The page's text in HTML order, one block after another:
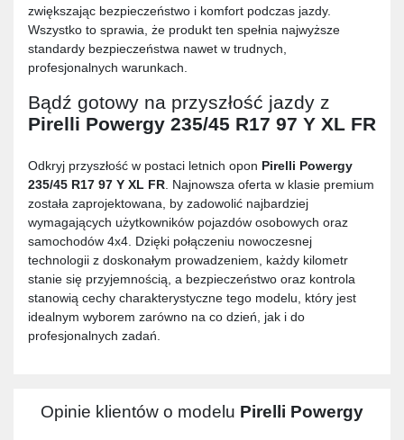
zwiększając bezpieczeństwo i komfort podczas jazdy.
Wszystko to sprawia, że produkt ten spełnia najwyższe
standardy bezpieczeństwa nawet w trudnych,
profesjonalnych warunkach.
Bądź gotowy na przyszłość jazdy z
Pirelli Powergy 235/45 R17 97 Y XL FR
Odkryj przyszłość w postaci letnich opon Pirelli Powergy
235/45 R17 97 Y XL FR . Najnowsza oferta w klasie premium
została zaprojektowana, by zadowolić najbardziej
wymagających użytkowników pojazdów osobowych oraz
samochodów 4x4. Dzięki połączeniu nowoczesnej
technologii z doskonałym prowadzeniem, każdy kilometr
stanie się przyjemnością, a bezpieczeństwo oraz kontrola
stanowią cechy charakterystyczne tego modelu, który jest
idealnym wyborem zarówno na co dzień, jak i do
profesjonalnych zadań.
Opinie klientów o modelu Pirelli Powergy